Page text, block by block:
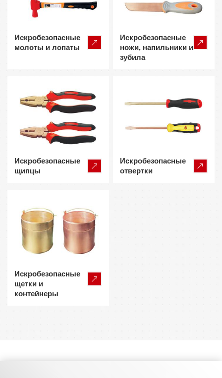
Искробезопасные
молоты и лопаты
Искробезопасные
ножи, напильники и
зубила
Искробезопасные
щипцы
Искробезопасные
отвертки
Искробезопасные
щетки и
контейнеры